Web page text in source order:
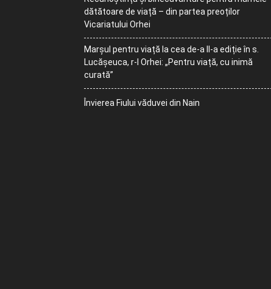
dătătoare de viață – din partea preoților
Vicariatului Orhei
Marșul pentru viață la cea de-a II-a ediție în s.
Lucășeuca, r-l Orhei: „Pentru viață, cu inimă
curată”
Învierea Fiului văduvei din Nain